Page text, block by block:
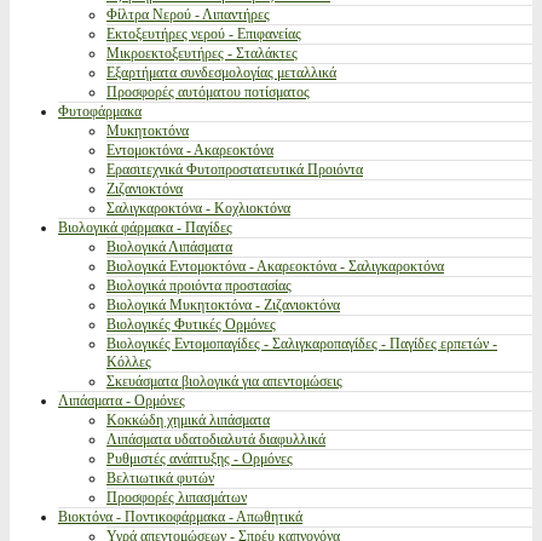
Φίλτρα Νερού - Λιπαντήρες
Εκτοξευτήρες νερού - Επιφανείας
Μικροεκτοξευτήρες - Σταλάκτες
Εξαρτήματα συνδεσμολογίας μεταλλικά
Προσφορές αυτόματου ποτίσματος
Φυτοφάρμακα
Μυκητοκτόνα
Εντομοκτόνα - Ακαρεοκτόνα
Ερασιτεχνικά Φυτοπροστατευτικά Προιόντα
Ζιζανιοκτόνα
Σαλιγκαροκτόνα - Κοχλιοκτόνα
Βιολογικά φάρμακα - Παγίδες
Βιολογικά Λιπάσματα
Βιολογικά Εντομοκτόνα - Ακαρεοκτόνα - Σαλιγκαροκτόνα
Βιολογικά προιόντα προστασίας
Βιολογικά Μυκητοκτόνα - Ζιζανιοκτόνα
Βιολογικές Φυτικές Ορμόνες
Βιολογικές Εντομοπαγίδες - Σαλιγκαροπαγίδες - Παγίδες ερπετών -
Κόλλες
Σκευάσματα βιολογικά για απεντομώσεις
Λιπάσματα - Ορμόνες
Κοκκώδη χημικά λιπάσματα
Λιπάσματα υδατοδιαλυτά διαφυλλικά
Ρυθμιστές ανάπτυξης - Ορμόνες
Βελτιωτικά φυτών
Προσφορές λιπασμάτων
Βιοκτόνα - Ποντικοφάρμακα - Απωθητικά
Υγρά απεντομώσεων - Σπρέυ καπνογόνα